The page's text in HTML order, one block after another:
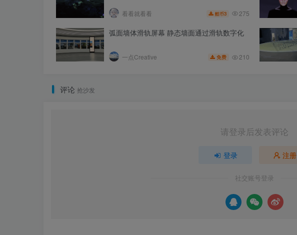
看看就看看 酷币3 275
弧面墙体滑轨屏幕 静态墙面通过滑轨数字化
一点Creative 免费 210
评论 抢沙发
请登录后发表评论
登录 注册
社交账号登录